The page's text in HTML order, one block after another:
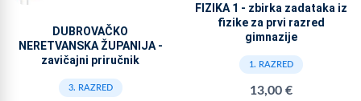
DUBROVAČKO
NERETVANSKA ŽUPANIJA -
zavičajni priručnik
3. RAZRED
FIZIKA 1 - zbirka zadataka iz
fizike za prvi razred
gimnazije
1. RAZRED
13,00 €